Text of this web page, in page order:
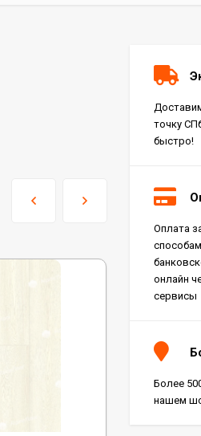
точку
быстро!
Оплата
онлайн
сервисы
Более
нашем